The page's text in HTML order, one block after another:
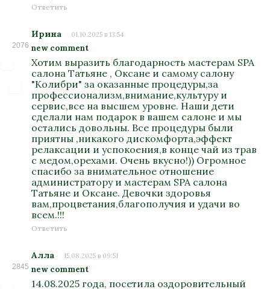
Ответить
2076
Ирина 01.10.2025 в 13:54
new comment
Хотим выразить благодарность мастерам SPA
салона Татьяне , Оксане и самому салону
"Колибри" за оказанные процедуры,за
профессионализм,внимание,культуру и
сервис,все на высшем уровне. Наши дети
сделали нам подарок в вашем салоне и мы
остались довольны. Все процедуры были
приятны ,никакого дискомфорта,эффект
релаксации и успокоения,в конце чай из трав
с медом,орехами. Очень вкусно!)) Огромное
спасибо за внимательное отношение
администратору и мастерам SPA салона
Татьяне и Оксане. Девочки здоровья
вам,процветания,благополучия и удачи во
всем.!!!
Ответить
2845
Алла 15.08.2025 в 09:51
new comment
14.08.2025 года, посетила оздоровительный